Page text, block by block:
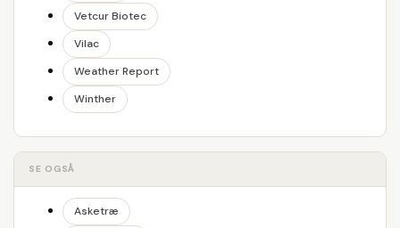
Vetcur Biotec
Vilac
Weather Report
Winther
SE OGSÅ
Asketræ